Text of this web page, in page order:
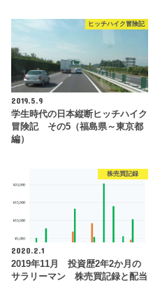
ヒッチハイク冒険記
2019.5.9
学生時代の日本縦断ヒッチハイク
冒険記 その5（福島県～東京都
編）
株売買記録
2020.2.1
2019年11月 投資歴2年2か月の
サラリーマン 株売買記録と配当